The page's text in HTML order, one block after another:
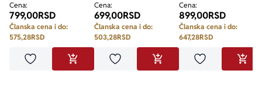
Cena:
799,00RSD
Članska cena i do:
575,28RSD
Dodaj u omiljeneDODAJ U KORPU
Cena:
699,00RSD
Članska cena i do:
503,28RSD
Dodaj u omiljeneDODAJ U KORPU
Cena:
899,00RSD
Članska cena i do:
647,28RSD
Dodaj u